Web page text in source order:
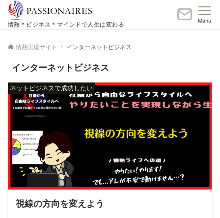
情熱＊ビジネス＊マインドで人生は変わる
Menu
情熱実現サイト インターネットビジネス
インターネットビジネス
ネットビジネスで成功したい
視線の方向を変えよう